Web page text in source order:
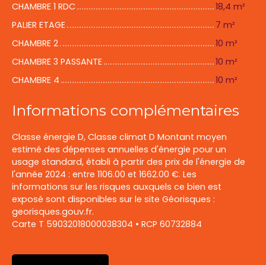
CHAMBRE 1 RDC
18,4 m²
PALIER ETAGE
7 m²
CHAMBRE 2
10 m²
CHAMBRE 3 PASSANTE
10 m²
CHAMBRE 4
10 m²
Informations complémentaires
Classe énergie D, Classe climat D Montant moyen
estimé des dépenses annuelles d'énergie pour un
usage standard, établi à partir des prix de l'énergie de
l'année 2024 : entre 1106.00 et 1662.00 €. Les
informations sur les risques auxquels ce bien est
exposé sont disponibles sur le site Géorisques :
georisques.gouv.fr.
Carte T 59032018000038304 • RCP 60732884